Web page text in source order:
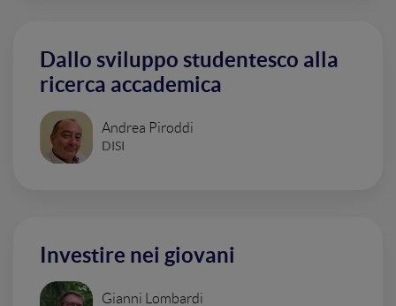
Dallo sviluppo studentesco alla
ricerca accademica
Andrea Piroddi
DISI
Investire nei giovani
Gianni Lombardi